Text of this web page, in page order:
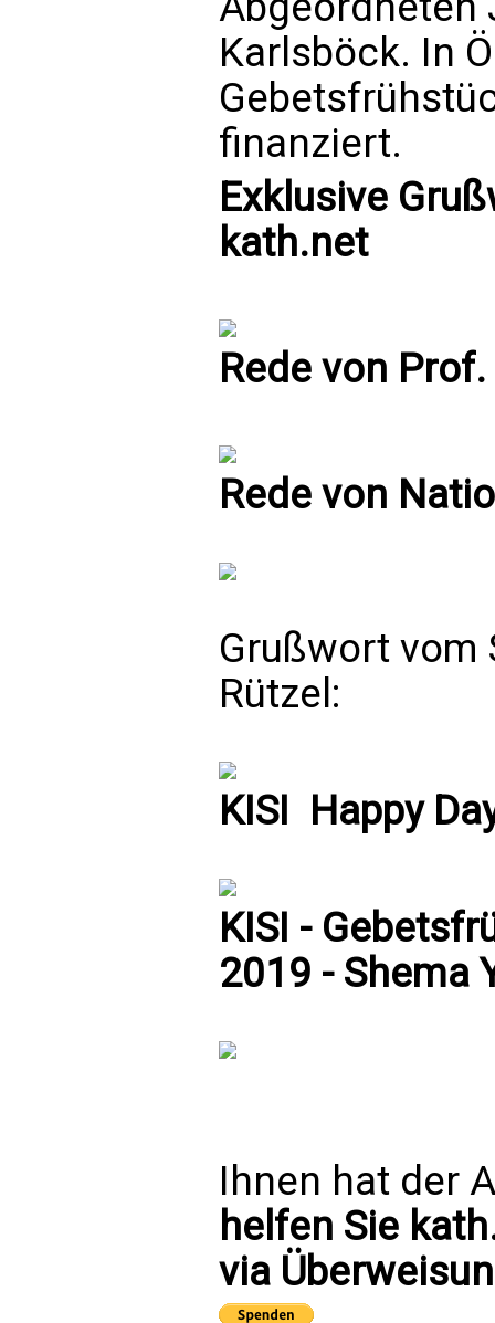
Karlsböck. In
finanziert.
Exklusive
kath.net
Rede von
Rede von
Grußwort vom
Rützel:
KISI  Happy
KISI -
2019 - Shema
Ihnen hat der
helfen Sie
via